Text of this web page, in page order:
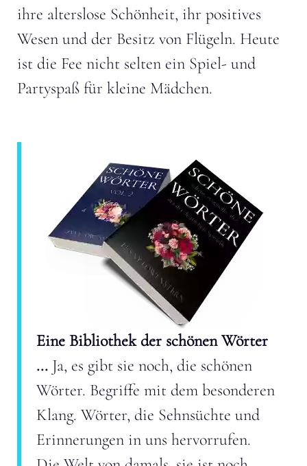
ihre alterslose Schönheit, ihr positives
Wesen und der Besitz von Flügeln. Heute
ist die Fee nicht selten ein Spiel- und
Partyspaß für kleine Mädchen.
Eine Bibliothek der schönen Wörter
... Ja, es gibt sie noch, die schönen
Wörter. Begriffe mit dem besonderen
Klang. Wörter, die Sehnsüchte und
Erinnerungen in uns hervorrufen.